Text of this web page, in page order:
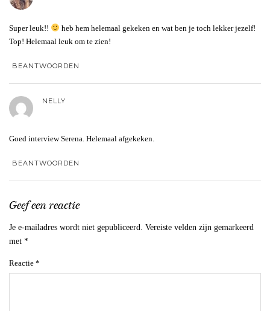
Super leuk!!
heb hem helemaal gekeken en wat ben je toch lekker jezelf!
Top! Helemaal leuk om te zien!
BEANTWOORDEN
NELLY
Goed interview Serena. Helemaal afgekeken.
BEANTWOORDEN
Geef een reactie
Je e-mailadres wordt niet gepubliceerd.
Vereiste velden zijn gemarkeerd
met *
Reactie *